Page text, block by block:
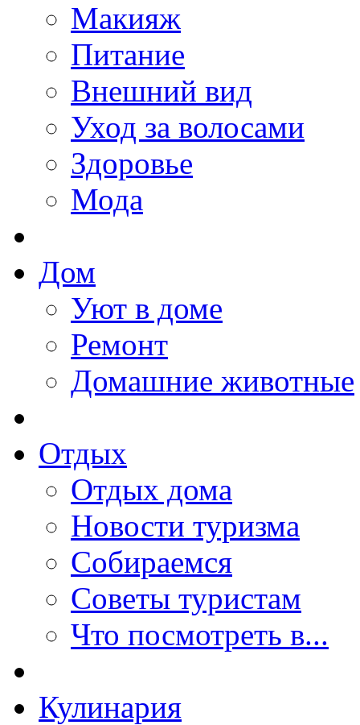
Макияж
Питание
Внешний вид
Уход за волосами
Здоровье
Мода
Дом
Уют в доме
Ремонт
Домашние животные
Отдых
Отдых дома
Новости туризма
Собираемся
Советы туристам
Что посмотреть в...
Кулинария